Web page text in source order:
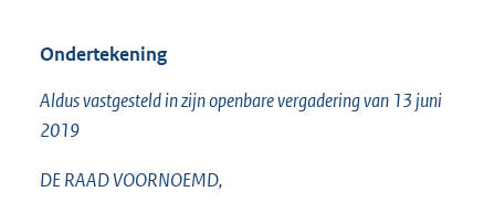
Ondertekening
Aldus vastgesteld in zijn openbare vergadering van 13 juni
2019
DE RAAD VOORNOEMD,